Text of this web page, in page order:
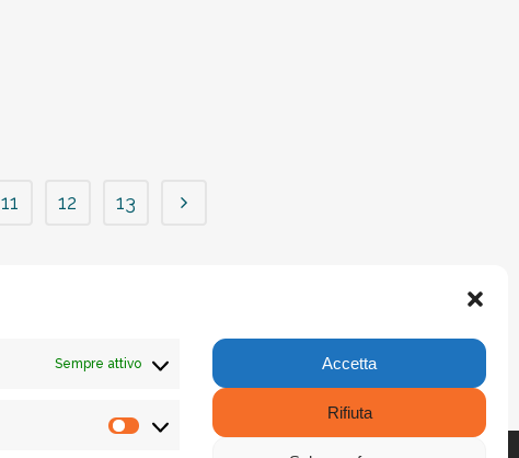
Sempre attivo
Statistiche
Accetta
Rifiuta
11 12 13